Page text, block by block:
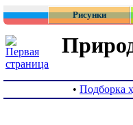
Рисунки
• Подборка